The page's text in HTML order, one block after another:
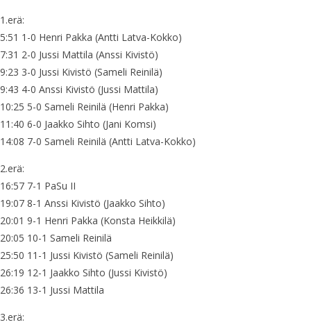
1.erä:
5:51 1-0 Henri Pakka (Antti Latva-Kokko)
7:31 2-0 Jussi Mattila (Anssi Kivistö)
9:23 3-0 Jussi Kivistö (Sameli Reinilä)
9:43 4-0 Anssi Kivistö (Jussi Mattila)
10:25 5-0 Sameli Reinilä (Henri Pakka)
11:40 6-0 Jaakko Sihto (Jani Komsi)
14:08 7-0 Sameli Reinilä (Antti Latva-Kokko)
2.erä:
16:57 7-1 PaSu II
19:07 8-1 Anssi Kivistö (Jaakko Sihto)
20:01 9-1 Henri Pakka (Konsta Heikkilä)
20:05 10-1 Sameli Reinilä
25:50 11-1 Jussi Kivistö (Sameli Reinilä)
26:19 12-1 Jaakko Sihto (Jussi Kivistö)
26:36 13-1 Jussi Mattila
3.erä: